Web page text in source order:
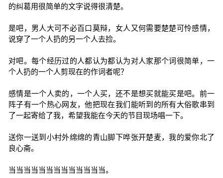
的纠葛用很简单的文字说得很清楚。
是吧，男人大可不必百口莫辩，女人又何需要楚楚可怜感情，
说穿了一个人扔的另一个人去捡。
对吧。每个经历过的人都认为都认为对人家那个词很简单，一
个人扔的一个人剪现在的作词者呢？
感情是一个人卖的，一个人买，还不是想买就能买是吧。前一
阵子有一个热心网友，他把现在我们能听到的所有大俗歌串到
了一起寄给了我，希望我能在今天的节目现场唱一下。
送你一送到小村外绵绵的青山脚下哗张开楚麦，我的爱你北了
良心斋。
当当当当当当当当当当当当当。